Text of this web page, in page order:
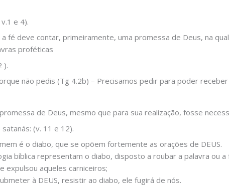
e 4).
fé deve contar, primeiramente, uma promessa de Deus, na
proféticas
).
não pedis (Tg 4.2b) – Precisamos pedir para poder receber
de Deus, mesmo que para sua realização, fosse
(v. 11 e 12).
é o diabo, que se opõem fortemente as orações de DEUS.
bíblica representam o diabo, disposto a roubar a palavra ou
expulsou aqueles carniceiros;
à DEUS, resistir ao diabo, ele fugirá de nós.